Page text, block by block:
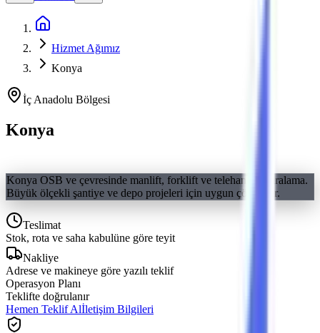
Hizmet Ağımız
Konya
İç Anadolu Bölgesi
Konya
Konya OSB ve çevresinde manlift, forklift ve telehandler kiralama.
Büyük ölçekli şantiye ve depo projeleri için uygun çözümler.
Teslimat
Stok, rota ve saha kabulüne göre teyit
Nakliye
Adrese ve makineye göre yazılı teklif
Operasyon Planı
Teklifte doğrulanır
Hemen Teklif Alİletişim Bilgileri